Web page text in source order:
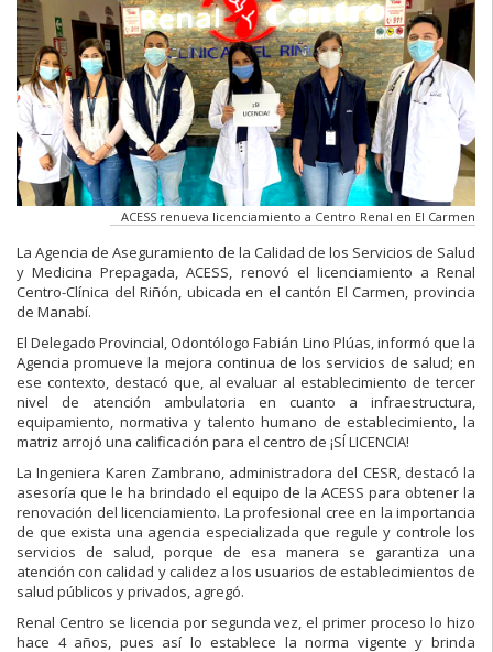
ACESS renueva licenciamiento a Centro Renal en El Carmen
La Agencia de Aseguramiento de la Calidad de los Servicios de Salud
y Medicina Prepagada, ACESS, renovó el licenciamiento a Renal
Centro-Clínica del Riñón, ubicada en el cantón El Carmen, provincia
de Manabí.
El Delegado Provincial, Odontólogo Fabián Lino Plúas, informó que la
Agencia promueve la mejora continua de los servicios de salud; en
ese contexto, destacó que, al evaluar al establecimiento de tercer
nivel de atención ambulatoria en cuanto a infraestructura,
equipamiento, normativa y talento humano de establecimiento, la
matriz arrojó una calificación para el centro de ¡SÍ LICENCIA!
La Ingeniera Karen Zambrano, administradora del CESR, destacó la
asesoría que le ha brindado el equipo de la ACESS para obtener la
renovación del licenciamiento. La profesional cree en la importancia
de que exista una agencia especializada que regule y controle los
servicios de salud, porque de esa manera se garantiza una
atención con calidad y calidez a los usuarios de establecimientos de
salud públicos y privados, agregó.
Renal Centro se licencia por segunda vez, el primer proceso lo hizo
hace 4 años, pues así lo establece la norma vigente y brinda